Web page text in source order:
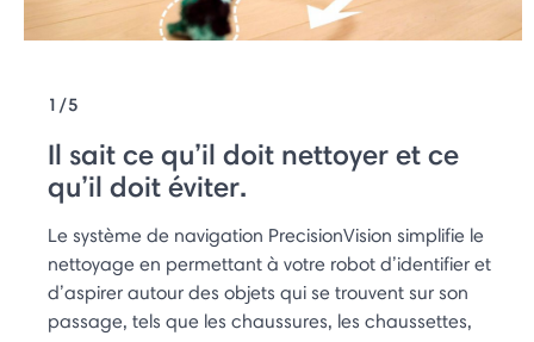
1/5
Il sait ce qu’il doit nettoyer et ce
qu’il doit éviter.
Le système de navigation PrecisionVision simplifie le
nettoyage en permettant à votre robot d’identifier et
d’aspirer autour des objets qui se trouvent sur son
passage, tels que les chaussures, les chaussettes,